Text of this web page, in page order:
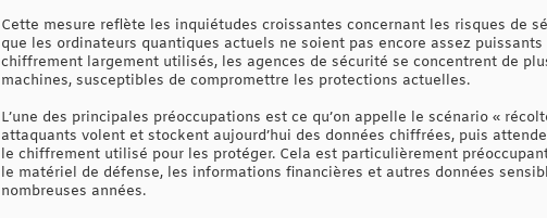
Cette mesure reflète les inquiétudes croissantes concernant les risques de
que les ordinateurs quantiques actuels ne soient pas encore assez
chiffrement largement utilisés, les agences de sécurité se concentrent de
machines, susceptibles de compromettre les protections actuelles.
L’une des principales préoccupations est ce qu’on appelle le scénario «
attaquants volent et stockent aujourd’hui des données chiffrées, puis
le chiffrement utilisé pour les protéger. Cela est particulièrement
le matériel de défense, les informations financières et autres données
nombreuses années.